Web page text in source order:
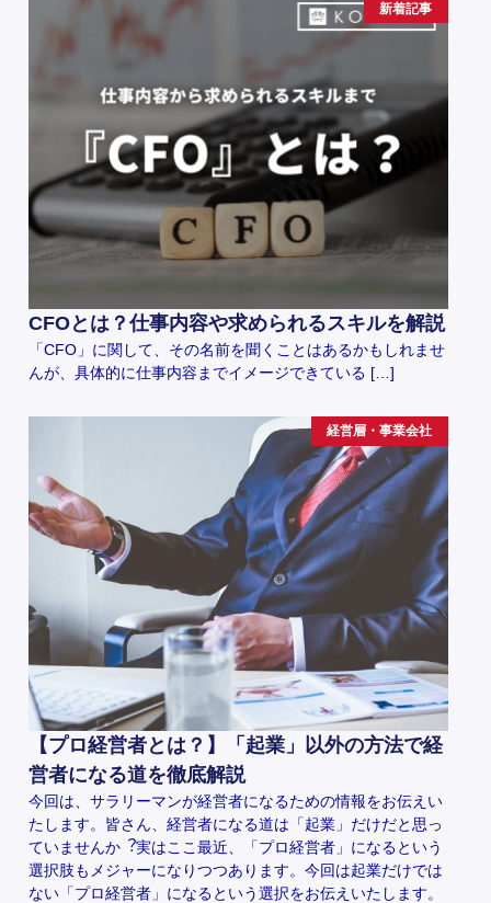
新着記事
CFOとは？仕事内容や求められるスキルを解説
「CFO」に関して、その名前を聞くことはあるかもしれませ
んが、具体的に仕事内容までイメージできている […]
経営層・事業会社
【プロ経営者とは？】「起業」以外の方法で経
営者になる道を徹底解説
今回は、サラリーマンが経営者になるための情報をお伝えい
たします。皆さん、経営者になる道は「起業」だけだと思っ
ていませんか︖実はここ最近、「プロ経営者」になるという
選択肢もメジャーになりつつあります。今回は起業だけでは
ない「プロ経営者」になるという選択をお伝えいたします。